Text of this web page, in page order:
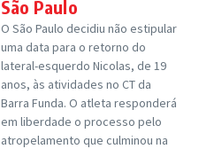
São Paulo
O São Paulo decidiu não estipular
uma data para o retorno do
lateral-esquerdo Nicolas, de 19
anos, às atividades no CT da
Barra Funda. O atleta responderá
em liberdade o processo pelo
atropelamento que culminou na